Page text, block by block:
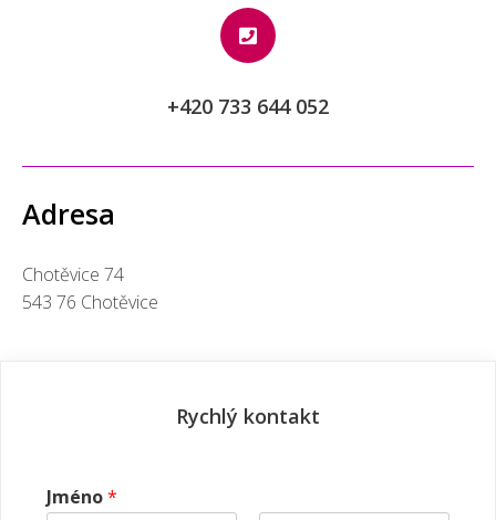
+420 733 644 052
Adresa
Chotěvice 74
543 76 Chotěvice
Rychlý kontakt
Jméno*